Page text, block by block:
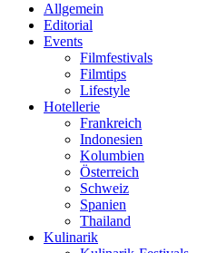
Allgemein
Editorial
Events
Filmfestivals
Filmtips
Lifestyle
Hotellerie
Frankreich
Indonesien
Kolumbien
Österreich
Schweiz
Spanien
Thailand
Kulinarik